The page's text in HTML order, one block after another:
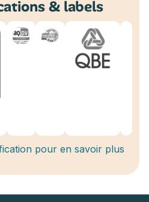
& labels
pour en savoir plus